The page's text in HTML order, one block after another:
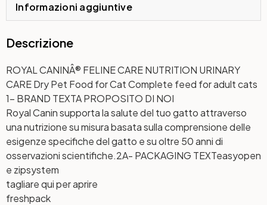
Informazioni aggiuntive
Descrizione
ROYAL CANINÂ® FELINE CARE NUTRITION URINARY
CARE Dry Pet Food for Cat Complete feed for adult cats
1- BRAND TEXTA PROPOSITO DI NOI
Royal Canin supporta la salute del tuo gatto attraverso
una nutrizione su misura basata sulla comprensione delle
esigenze specifiche del gatto e su oltre 50 anni di
osservazioni scientifiche.2A- PACKAGING TEXTeasyopen
e zipsystem
tagliare qui per aprire
freshpack